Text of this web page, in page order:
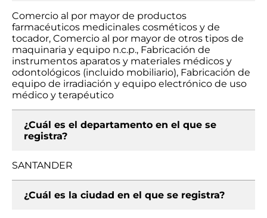
Comercio al por mayor de productos
farmacéuticos medicinales cosméticos y de
tocador, Comercio al por mayor de otros tipos de
maquinaria y equipo n.c.p., Fabricación de
instrumentos aparatos y materiales médicos y
odontológicos (incluido mobiliario), Fabricación de
equipo de irradiación y equipo electrónico de uso
médico y terapéutico
¿Cuál es el departamento en el que se
registra?
SANTANDER
¿Cuál es la ciudad en el que se registra?